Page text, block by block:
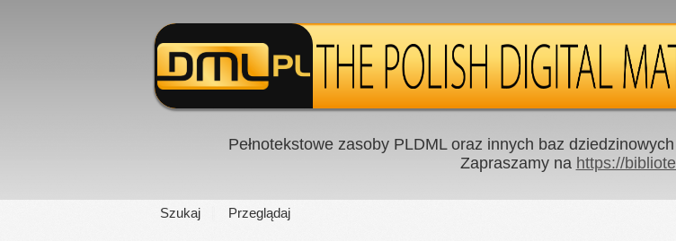
Pełnotekstowe zasoby PLDML oraz innych baz
Zapraszamy na https://
Szukaj Przeglądaj